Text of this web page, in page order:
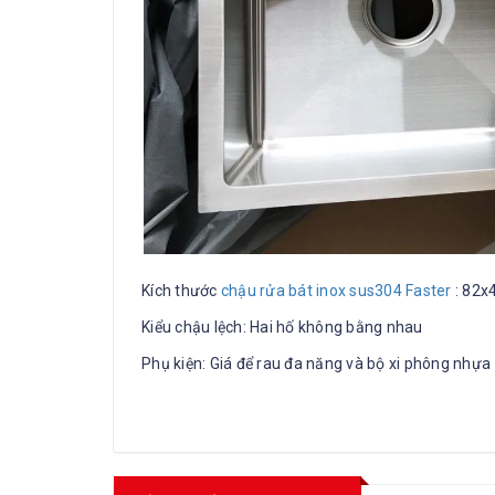
Kích thước chậu rửa bát inox sus304 Faster :
Kiểu chậu lệch: Hai hố không bằng nhau
Phụ kiện: Giá để rau đa năng và bộ xi phông nhựa